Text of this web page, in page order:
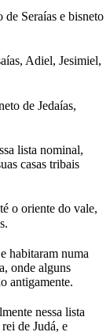
Seraías e bisneto
Adiel, Jesimiel,
de Jedaías,
lista nominal,
casas tribais
o oriente do vale,
habitaram numa
onde alguns
antigamente.
nessa lista
de Judá, e